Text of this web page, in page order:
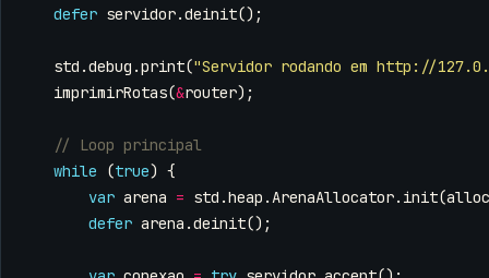
defer servidor.deinit();
std .debug .print("Servidor rodando em http://
imprimirRotas(&router);
while
(true) {
var arena = std .heap .ArenaAllocator. init(
defer arena .deinit();